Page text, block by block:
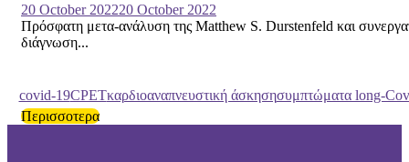
20 October 202220 October 2022
Πρόσφατη μετα-ανάλυση της Matthew S. Durstenfeld και
διάγνωση...
covid-19CPETκαρδιοαναπνευστική άσκησησυμπτώματα long-
Περισσοτερα